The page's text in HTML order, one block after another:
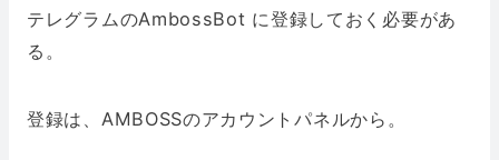
テレグラムのAmbossBot に登録しておく必要があ
る。
登録は、AMBOSSのアカウントパネルから。